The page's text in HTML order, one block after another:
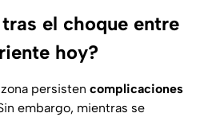
el choque entre
hoy?
persisten complicaciones
embargo, mientras se